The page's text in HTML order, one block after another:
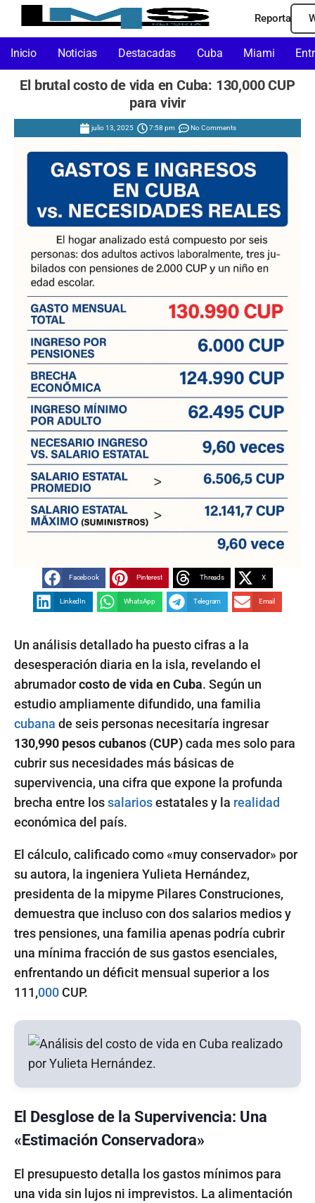
Reporta
Inicio Noticias Destacadas Cuba Miami
El brutal costo de vida en Cuba: 130,000 CUP
para vivir
julio 13, 2025 7:58 pm No Comments
Facebook Pinterest Threads X
LinkedIn WhatsApp Telegram Email
Un análisis detallado ha puesto cifras a la
desesperación diaria en la isla, revelando el
abrumadorcosto de vida en Cuba. Según un
estudio ampliamente difundido, una familia
cubana de seis personas necesitaría ingresar
130,990 pesos cubanos (CUP)cada mes solo para
cubrir sus necesidades más básicas de
supervivencia, una cifra que expone la profunda
brecha entre lossalariosestatales y la realidad
económica del país.
El cálculo, calificado como «muy conservador» por
su autora, la ingeniera Yulieta Hernández,
presidenta de la mipyme Pilares Construciones,
demuestra que incluso con dos salarios medios y
tres pensiones, una familia apenas podría cubrir
una mínima fracción de sus gastos esenciales,
enfrentando un déficit mensual superior a los
111,000CUP.
El Desglose de la Supervivencia: Una
«Estimación Conservadora»
El presupuesto detalla los gastos mínimos para
una vida sin lujos ni imprevistos. La alimentación